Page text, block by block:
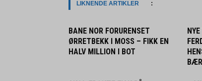
LIKNENDE ARTIKLER :
BANE NOR FORURENSET
ØRRETBEKK I MOSS – FIKK EN
HALV MILLION I BOT